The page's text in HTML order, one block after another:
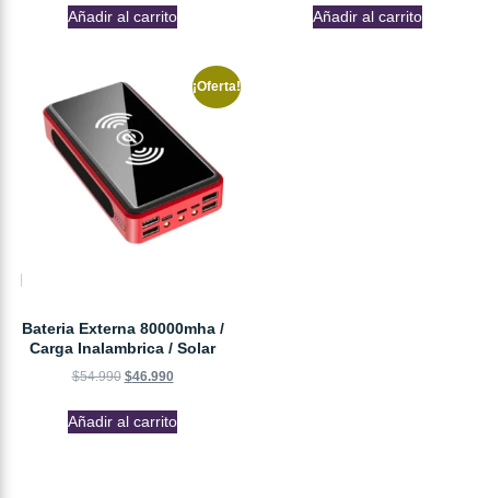
Añadir al carrito Añadir al carrito
¡Oferta!
Bateria Externa 80000mha /
Carga Inalambrica / Solar
$54.990 $46.990
Añadir al carrito